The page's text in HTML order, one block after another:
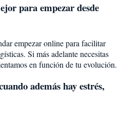
para empezar desde
empezar online para facilitar
Si más adelante necesitas
en función de tu evolución.
además hay estrés,